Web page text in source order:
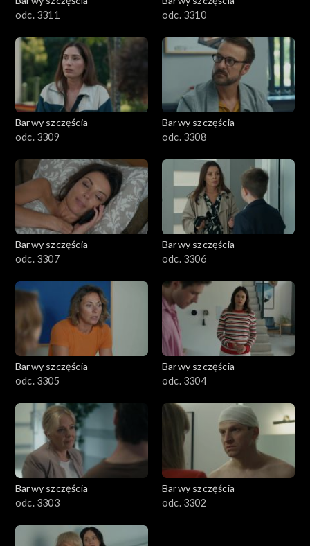
odc. 3311
odc. 3310
Barwy szczęścia
odc. 3309
Barwy szczęścia
odc. 3308
Barwy szczęścia
odc. 3307
Barwy szczęścia
odc. 3306
Barwy szczęścia
odc. 3305
Barwy szczęścia
odc. 3304
Barwy szczęścia
odc. 3303
Barwy szczęścia
odc. 3302